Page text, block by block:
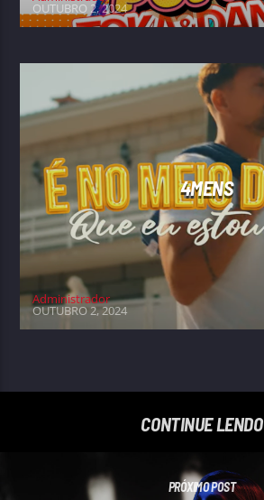
OUTUBRO 2, 2024
4MENS
Administrador
OUTUBRO 2, 2024
CONTINUE LENDO
PRÓXIMO POST